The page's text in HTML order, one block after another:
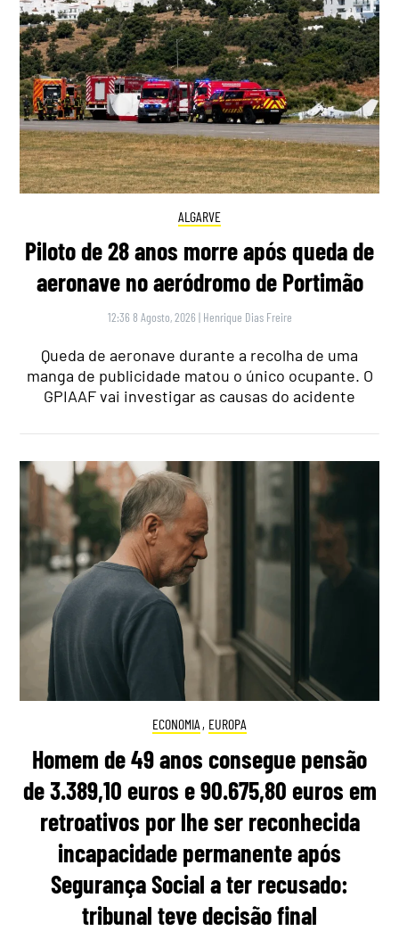
ALGARVE
Piloto de 28 anos morre após queda de
aeronave no aeródromo de Portimão
12:36 8 Agosto, 2026 | Henrique Dias Freire
Queda de aeronave durante a recolha de uma
manga de publicidade matou o único ocupante. O
GPIAAF vai investigar as causas do acidente
ECONOMIA , EUROPA
Homem de 49 anos consegue pensão
de 3.389,10 euros e 90.675,80 euros em
retroativos por lhe ser reconhecida
incapacidade permanente após
Segurança Social a ter recusado:
tribunal teve decisão final